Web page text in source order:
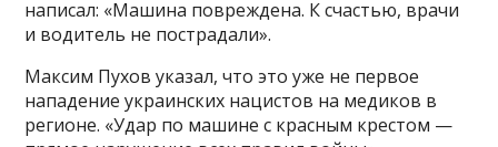
написал: «Машина повреждена. К счастью, врачи
и водитель не пострадали».
Максим Пухов указал, что это уже не первое
нападение украинских нацистов на медиков в
регионе. «Удар по машине с красным крестом —